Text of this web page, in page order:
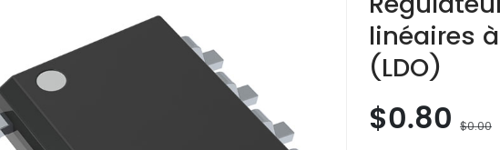
linéaires
(LDO)
$0.80 $0.00